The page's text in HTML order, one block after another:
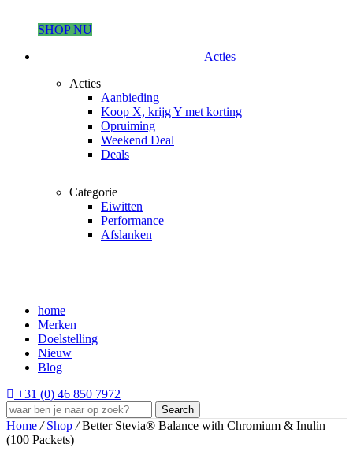
SHOP NU
Acties
Acties
Aanbieding
Koop X, krijg Y met korting
Opruiming
Weekend Deal
Deals
Categorie
Eiwitten
Performance
Afslanken
home
Merken
Doelstelling
Nieuw
Blog
+31 (0) 46 850 7972
Search
Home / Shop / Better Stevia® Balance with Chromium & Inulin
(100 Packets)